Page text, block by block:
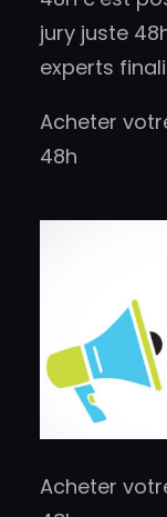
jury juste
experts
Acheter
48h
Acheter